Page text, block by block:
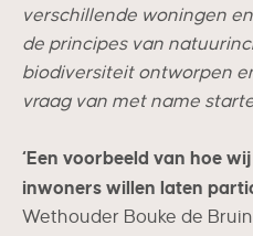
verschillende woningen
de principes van
biodiversiteit ontworpen
vraag van met name
‘Een voorbeeld van hoe
inwoners willen laten
Wethouder Bouke de